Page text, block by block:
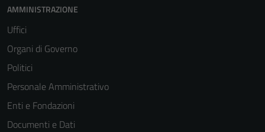
AMMINISTRAZIONE
Uffici
Organi di Governo
Politici
Personale Amministrativo
Enti e Fondazioni
Documenti e Dati